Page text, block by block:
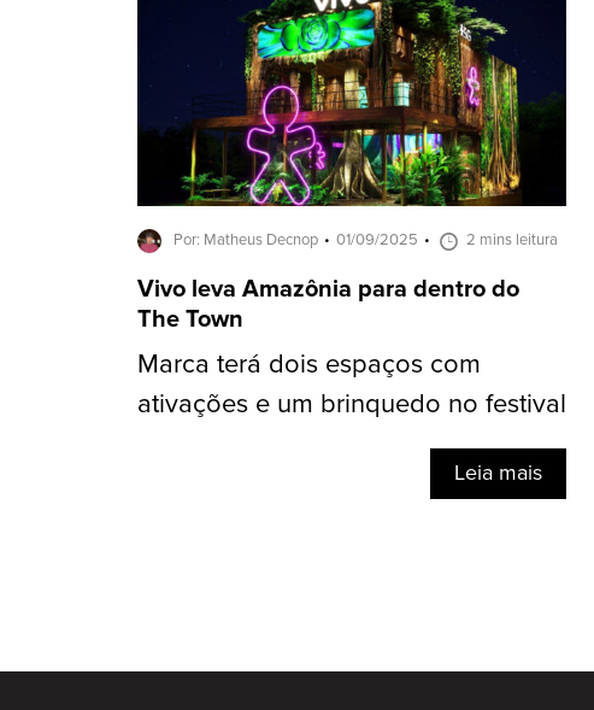
Por: Matheus Decnop 01/09/2025 2 mins leitura
Vivo leva Amazônia para dentro do
The Town
Marca terá dois espaços com
ativações e um brinquedo no festival
Leia mais